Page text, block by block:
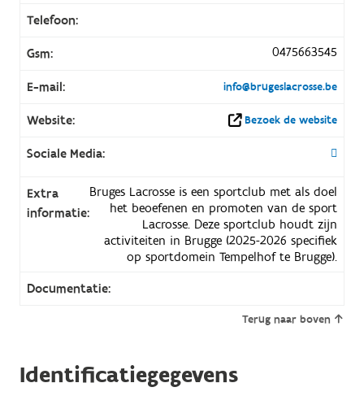
Telefoon:
Gsm: 0475663545
E-mail: info@brugeslacrosse.be
Website: Bezoek de website
Sociale Media:
Extra
informatie:
Bruges Lacrosse is een sportclub met als doel
het beoefenen en promoten van de sport
Lacrosse. Deze sportclub houdt zijn
activiteiten in Brugge (2025-2026 specifiek
op sportdomein Tempelhof te Brugge).
Documentatie:
Terug naar boven
Identificatiegegevens